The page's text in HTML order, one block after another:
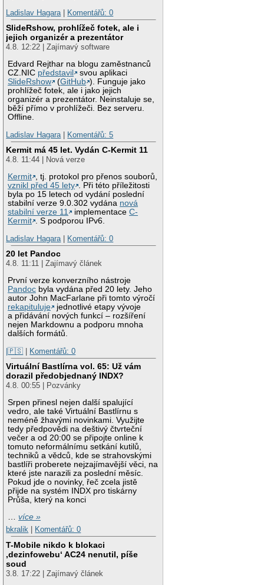
Ladislav Hagara | Komentářů: 0
SlideRshow, prohlížeč fotek, ale i
jejich organizér a prezentátor
4.8. 12:22 | Zajímavý software
Edvard Rejthar na blogu zaměstnanců
CZ.NIC představil
svou aplikaci
SlideRshow
(GitHub ). Funguje jako
prohlížeč fotek, ale i jako jejich
organizér a prezentátor. Neinstaluje se,
běží přímo v prohlížeči. Bez serveru.
Offline.
Ladislav Hagara | Komentářů: 5
Kermit má 45 let. Vydán C-Kermit 11
4.8. 11:44 | Nová verze
Kermit , tj. protokol pro přenos souborů,
vznikl před 45 lety . Při této příležitosti
byla po 15 letech od vydání poslední
stabilní verze 9.0.302 vydána nová
stabilní verze 11
implementaceC-
Kermit . S podporou IPv6.
Ladislav Hagara | Komentářů: 0
20 let Pandoc
4.8. 11:11 | Zajímavý článek
První verze konverzního nástroje
Pandoc byla vydána před 20 lety. Jeho
autor John MacFarlane při tomto výročí
rekapituluje
jednotlivé etapy vývoje
a přidávání nových funkcí – rozšíření
nejen Markdownu a podporu mnoha
dalších formátů.
|🇵🇸 | Komentářů: 0
Virtuální Bastlírna vol. 65: Už vám
dorazil předobjednaný INDX?
4.8. 00:55 | Pozvánky
Srpen přinesl nejen další spalující
vedro, ale také Virtuální Bastlírnu s
neméně žhavými novinkami. Využijte
tedy předpovědi na deštivý čtvrteční
večer a od 20:00 se připojte online k
tomuto neformálnímu setkání kutilů,
techniků a vědců, kde se strahovskými
bastlíři proberete nejzajímavější věci, na
které jste narazili za poslední měsíc.
Pokud jde o novinky, řeč zcela jistě
přijde na systém INDX pro tiskárny
Průša, který na konci
…více »
bkralik
Komentářů: 0
T-Mobile nikdo k blokaci
‚dezinfowebu‘ AC24 nenutil, píše
soud
3.8. 17:22 | Zajímavý článek